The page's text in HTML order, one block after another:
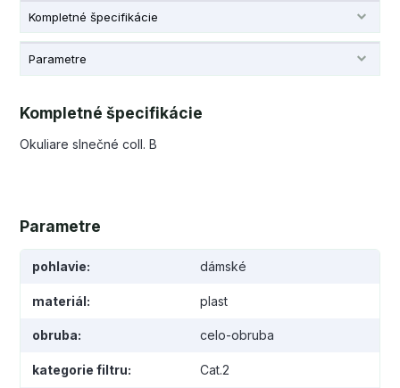
Kompletné špecifikácie
Parametre
Kompletné špecifikácie
Okuliare slnečné coll. B
Parametre
pohlavie dámské
materiál plast
obruba celo-obruba
kategorie filtru Cat.2